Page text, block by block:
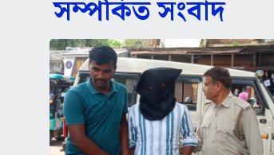
সম্পর্কিত সংবাদ